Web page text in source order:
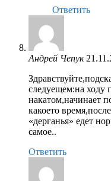
Ответить
Андрей Чепук
следуещем:на ходу
накатом,начинает
какоето
«дерганья» едет
самое..
Ответить